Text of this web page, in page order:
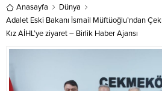
Anasayfa
Dünya
Adalet Eski Bakanı İsmail Müftüoğlu’ndan
Kız AİHL’ye ziyaret – Birlik Haber Ajansı